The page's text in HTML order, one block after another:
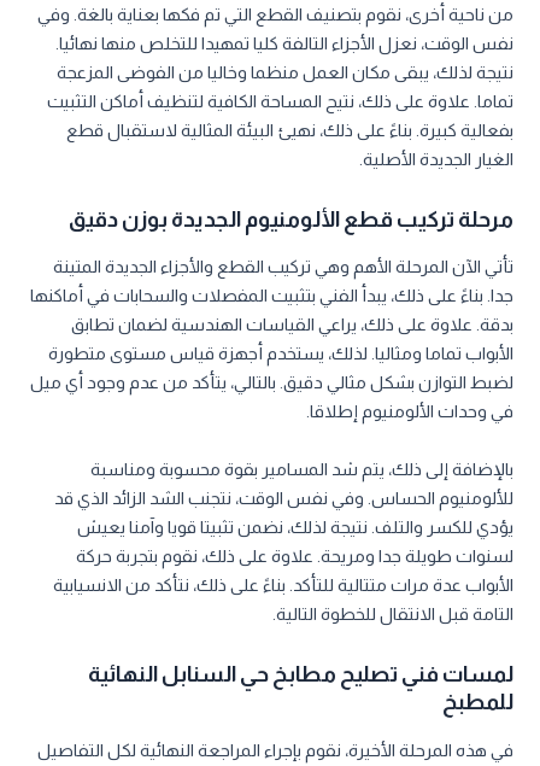
من ناحية أخرى، نقوم بتصنيف القطع التي تم فكها بعناية بالغة. وفي
نفس الوقت، نعزل الأجزاء التالفة كليا تمهيدا للتخلص منها نهائيا.
نتيجة لذلك، يبقى مكان العمل منظما وخاليا من الفوضى المزعجة
تماما. علاوة على ذلك، نتيح المساحة الكافية لتنظيف أماكن التثبيت
بفعالية كبيرة. بناءً على ذلك، نهيئ البيئة المثالية لاستقبال قطع
الغيار الجديدة الأصلية.
مرحلة تركيب قطع الألومنيوم الجديدة بوزن دقيق
تأتي الآن المرحلة الأهم وهي تركيب القطع والأجزاء الجديدة المتينة
جدا. بناءً على ذلك، يبدأ الفني بتثبيت المفصلات والسحابات في أماكنها
بدقة. علاوة على ذلك، يراعي القياسات الهندسية لضمان تطابق
الأبواب تماما ومثاليا. لذلك، يستخدم أجهزة قياس مستوى متطورة
لضبط التوازن بشكل مثالي دقيق. بالتالي، يتأكد من عدم وجود أي ميل
في وحدات الألومنيوم إطلاقا.
بالإضافة إلى ذلك، يتم شد المسامير بقوة محسوبة ومناسبة
للألومنيوم الحساس. وفي نفس الوقت، نتجنب الشد الزائد الذي قد
يؤدي للكسر والتلف. نتيجة لذلك، نضمن تثبيتا قويا وآمنا يعيش
لسنوات طويلة جدا ومريحة. علاوة على ذلك، نقوم بتجربة حركة
الأبواب عدة مرات متتالية للتأكد. بناءً على ذلك، نتأكد من الانسيابية
التامة قبل الانتقال للخطوة التالية.
لمسات فني تصليح مطابخ حي السنابل النهائية
للمطبخ
في هذه المرحلة الأخيرة، نقوم بإجراء المراجعة النهائية لكل التفاصيل